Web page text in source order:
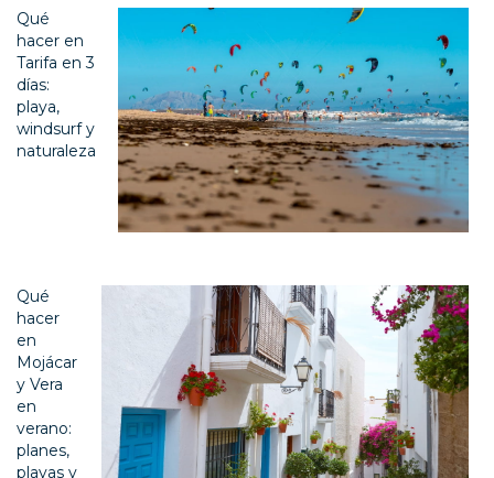
Qué
hacer en
Tarifa en 3
días:
playa,
windsurf y
naturaleza
Qué
hacer
en
Mojácar
y Vera
en
verano:
planes,
playas y